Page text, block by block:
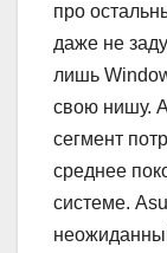
про
даже не
лишь
свою нишу.
сегмент
среднее
системе.